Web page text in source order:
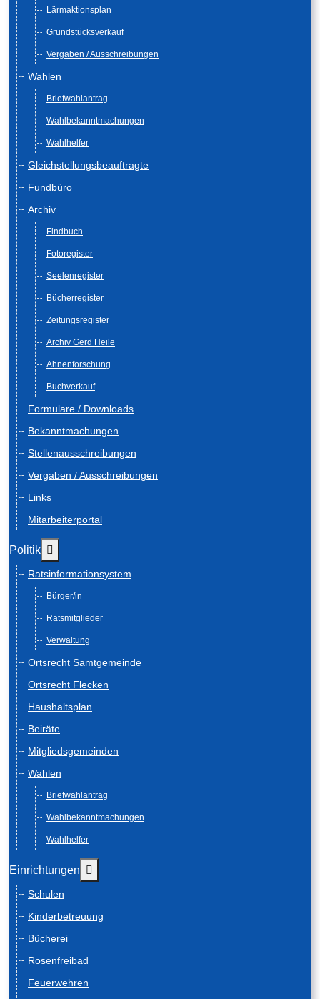
Lärmaktionsplan
Grundstücksverkauf
Vergaben / Ausschreibungen
Wahlen
Briefwahlantrag
Wahlbekanntmachungen
Wahlhelfer
Gleichstellungsbeauftragte
Fundbüro
Archiv
Findbuch
Fotoregister
Seelenregister
Bücherregister
Zeitungsregister
Archiv Gerd Heile
Ahnenforschung
Buchverkauf
Formulare / Downloads
Bekanntmachungen
Stellenausschreibungen
Vergaben / Ausschreibungen
Links
Mitarbeiterportal
Politik
Ratsinformationsystem
Bürger/in
Ratsmitglieder
Verwaltung
Ortsrecht Samtgemeinde
Ortsrecht Flecken
Haushaltsplan
Beiräte
Mitgliedsgemeinden
Wahlen
Briefwahlantrag
Wahlbekanntmachungen
Wahlhelfer
Einrichtungen
Schulen
Kinderbetreuung
Bücherei
Rosenfreibad
Feuerwehren